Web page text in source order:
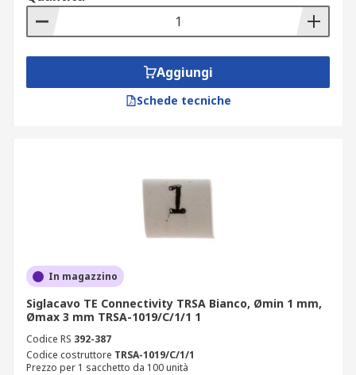
Aggiungi
Schede tecniche
In magazzino
Siglacavo TE Connectivity TRSA Bianco, Ømin 1 mm,
Ømax 3 mm TRSA-1019/C/1/1 1
Codice RS 392-387
Codice costruttore TRSA-1019/C/1/1
Prezzo per 1 sacchetto da 100 unità